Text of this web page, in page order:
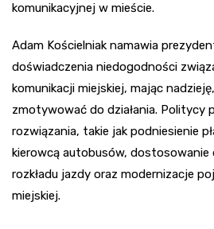
komunikacyjnej w mieście.
Adam Kościelniak namawia
doświadczenia niedogodności
komunikacji miejskiej, mając
zmotywować do działania. Politycy
rozwiązania, takie jak podniesienie
kierowcą autobusów,
rozkładu jazdy oraz modernizacje
miejskiej.